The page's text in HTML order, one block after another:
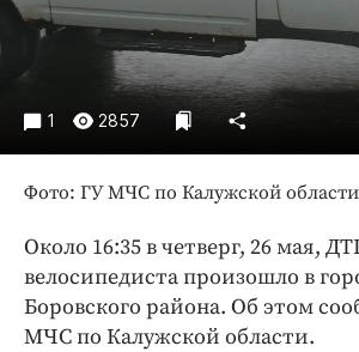
Блоги
Издания
Медиаперсона
Интересное чтиво
Клиника года
Работодатель года
1 2857
Фото: ГУ МЧС по Калужской
Около 16:35 в четверг, 26 мая,
велосипедиста произошло в
Боровского района. Об этом
МЧС по Калужской области.